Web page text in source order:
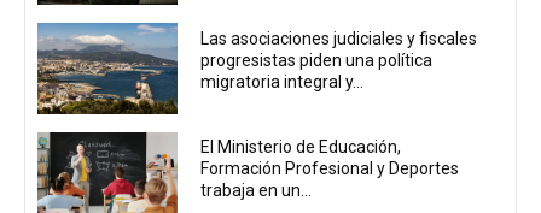
Las asociaciones judiciales y fiscales
progresistas piden una política
migratoria integral y...
El Ministerio de Educación,
Formación Profesional y Deportes
trabaja en un...